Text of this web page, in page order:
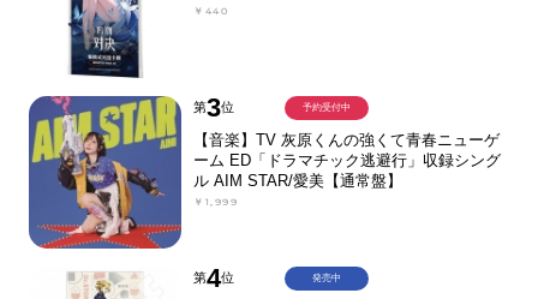
￥440
第3位
【音楽】TV 灰原くんの強くて青春ニューゲ
ーム ED「ドラマチック逃避行」収録シング
ル AIM STAR/愛美【通常盤】
￥1,999
予約受付中
第4位 発売中